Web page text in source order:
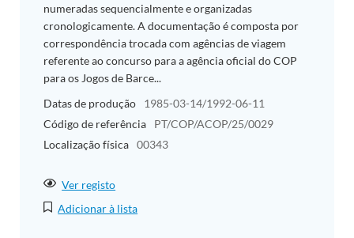
numeradas sequencialmente e organizadas
cronologicamente. A documentação é composta por
correspondência trocada com agências de viagem
referente ao concurso para a agência oficial do COP
para os Jogos de Barce...
Datas de produção
1985-03-14/1992-06-11
Código de referência
PT/COP/ACOP/25/0029
Localização física 00343
Ver registo
Adicionar à lista